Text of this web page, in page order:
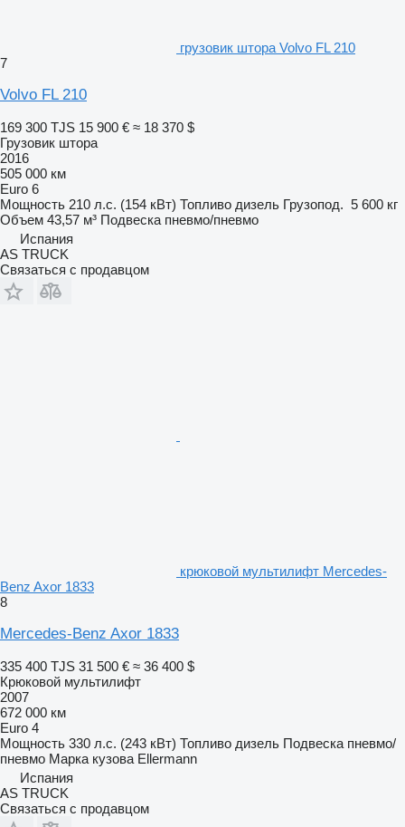
грузовик штора Volvo FL 210
7
Volvo FL 210
169 300 TJS 15 900 € ≈ 18 370 $
Грузовик штора
2016
505 000 км
Euro 6
Мощность 210 л.с. (154 кВт) Топливо дизель Грузопод. 5 600 кг
Объем 43,57 м³ Подвеска пневмо/пневмо
Испания
AS TRUCK
Связаться с продавцом
крюковой мультилифт Mercedes-
Benz Axor 1833
8
Mercedes-Benz Axor 1833
335 400 TJS 31 500 € ≈ 36 400 $
Крюковой мультилифт
2007
672 000 км
Euro 4
Мощность 330 л.с. (243 кВт) Топливо дизель Подвеска пневмо/
пневмо Марка кузова Ellermann
Испания
AS TRUCK
Связаться с продавцом